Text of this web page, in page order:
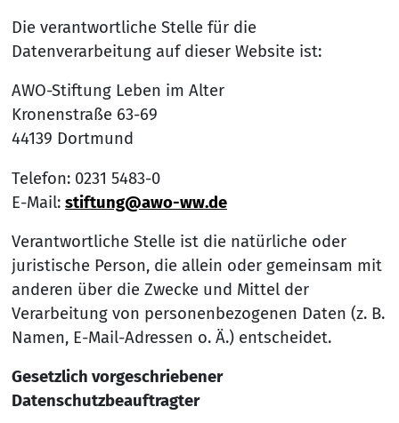
Die verantwortliche Stelle für die
Datenverarbeitung auf dieser Website ist:
AWO-Stiftung Leben im Alter
Kronenstraße 63-69
44139 Dortmund
Telefon: 0231 5483-0
E-Mail: stiftung@awo-ww.de
Verantwortliche Stelle ist die natürliche oder
juristische Person, die allein oder gemeinsam mit
anderen über die Zwecke und Mittel der
Verarbeitung von personenbezogenen Daten (z. B.
Namen, E-Mail-Adressen o. Ä.) entscheidet.
Gesetzlich vorgeschriebener
Datenschutzbeauftragter